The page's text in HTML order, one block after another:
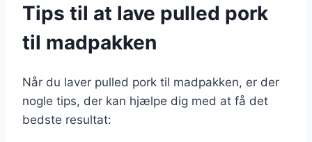
Tips til at lave pulled pork
til madpakken
Når du laver pulled pork til madpakken, er der
nogle tips, der kan hjælpe dig med at få det
bedste resultat: